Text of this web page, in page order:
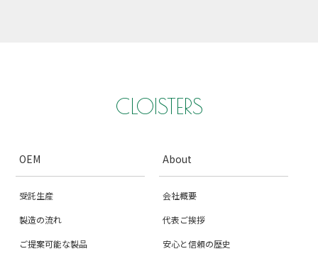
CLOISTERS
OEM
受託生産
製造の流れ
ご提案可能な製品
About
会社概要
代表ご挨拶
安心と信頼の歴史